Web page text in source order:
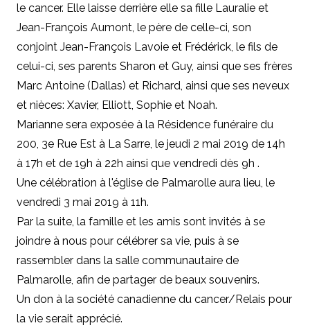
le cancer. Elle laisse derrière elle sa fille Lauralie et
Jean-François Aumont, le père de celle-ci, son
conjoint Jean-François Lavoie et Frédérick, le fils de
celui-ci, ses parents Sharon et Guy, ainsi que ses frères
Marc Antoine (Dallas) et Richard, ainsi que ses neveux
et nièces: Xavier, Elliott, Sophie et Noah.
Marianne sera exposée à la Résidence funéraire du
200, 3e Rue Est à La Sarre, le jeudi 2 mai 2019 de 14h
à 17h et de 19h à 22h ainsi que vendredi dès 9h .
Une célébration à l'église de Palmarolle aura lieu, le
vendredi 3 mai 2019 à 11h.
Par la suite, la famille et les amis sont invités à se
joindre à nous pour célébrer sa vie, puis à se
rassembler dans la salle communautaire de
Palmarolle, afin de partager de beaux souvenirs.
Un don à la société canadienne du cancer/Relais pour
la vie serait apprécié.